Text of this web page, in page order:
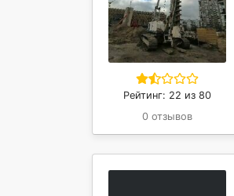
Рейтинг: 22 из 80
0 отзывов